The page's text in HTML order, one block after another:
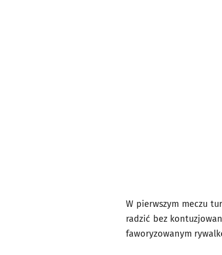
W pierwszym meczu
radzić bez
faworyzowanym